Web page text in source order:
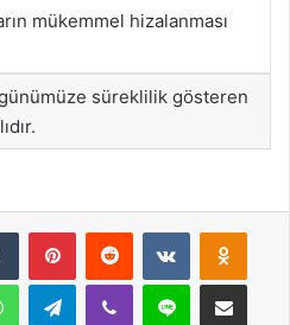
mükemmel hizalanması
süreklilik gösteren
Tumblr PinterestReddit VKontakte
WhatsAppTelegramViber Line E-Posta ile